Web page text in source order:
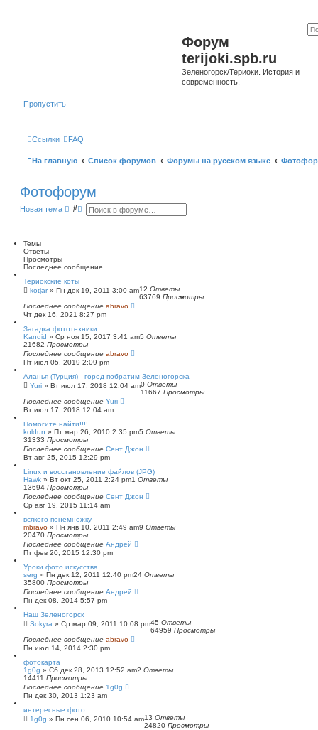
Форум
terijoki.spb.ru
Зеленогорск/Териоки. История и
современность.
Пропустить
Ссылки FAQ
На главную Список форумов Форумы на русском языке
Фотофорум
Новая тема
П Р
н
й
о
и
с
к
Темы
Ответы
Просмотры
Последнее сообщение
Териокские коты
kotjar» Пн дек 19, 2011 3:00 am12 Ответы
63769 Просмотры
Последнее сообщение abravo
Чт дек 16, 2021 8:27 pm
Загадка фототехники
Kandid » Ср ноя 15, 2017 3:41 am5 Ответы
21682 Просмотры
Последнее сообщение abravo
Пт июл 05, 2019 2:09 pm
Аланья (Турция) - город-побратим Зеленогорска
Yuri » Вт июл 17, 2018 12:04 am0 Ответы
11667 Просмотры
Последнее сообщение Yuri
Вт июл 17, 2018 12:04 am
Помогите найти!!!!
koldun » Пт мар 26, 2010 2:35 pm5 Ответы
31333 Просмотры
Последнее сообщение Сент Джон
Вт авг 25, 2015 12:29 pm
Linux и восстановление файлов (JPG)
Hawk » Вт окт 25, 2011 2:24 pm1 Ответы
13694 Просмотры
Последнее сообщение Сент Джон
Ср авг 19, 2015 11:14 am
всякого понемножку
mbravo » Пн янв 10, 2011 2:49 am9 Ответы
20470 Просмотры
Последнее сообщение Андрей
Пт фев 20, 2015 12:30 pm
Уроки фото искусства
serg » Пн дек 12, 2011 12:40 pm24 Ответы
35800 Просмотры
Последнее сообщение Андрей
Пн дек 08, 2014 5:57 pm
Наш Зеленогорск
Sokyra » Ср мар 09, 2011 10:08 pm45 Ответы
64959 Просмотры
Последнее сообщение abravo
Пн июл 14, 2014 2:30 pm
фотокарта
1g0g » Сб дек 28, 2013 12:52 am2 Ответы
14411 Просмотры
Последнее сообщение 1g0g
Пн дек 30, 2013 1:23 am
интересные фото
1g0g » Пн сен 06, 2010 10:54 am13 Ответы
24820 Просмотры